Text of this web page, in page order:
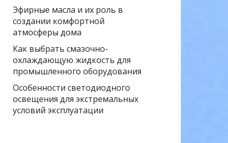
Эфирные масла и их роль в
создании комфортной
атмосферы дома
Как выбрать смазочно-
охлаждающую жидкость для
промышленного оборудования
Особенности светодиодного
освещения для экстремальных
условий эксплуатации